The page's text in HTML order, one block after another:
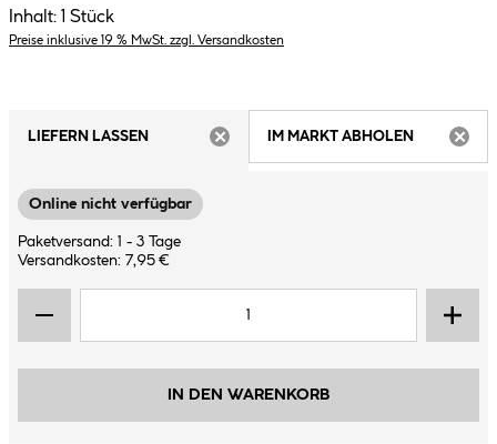
Inhalt: 1 Stück
Preise inklusive 19 % MwSt. zzgl. Versandkosten
LIEFERN LASSEN
IM MARKT ABHOLEN
Online nicht verfügbar
Paketversand: 1 - 3 Tage
Versandkosten: 7,95 €
IN DEN WARENKORB